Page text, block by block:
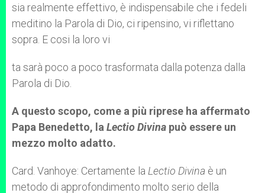
sia realmente effettivo, è indispensabile che i fedeli
meditino la Parola di Dio, ci ripensino, vi riflettano
sopra. E cosi la loro vi
ta sarà poco a poco trasformata dalla potenza dalla
Parola di Dio.
A questo scopo, come a più riprese ha affermato
Papa Benedetto, la Lectio Divina può essere un
mezzo molto adatto.
Card. Vanhoye: Certamente la Lectio Divina è un
metodo di approfondimento molto serio della